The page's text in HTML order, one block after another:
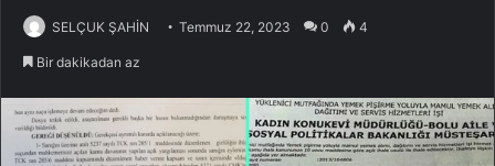
SELÇUK ŞAHİN Temmuz 22, 2023 0 4
Bir dakikadan az